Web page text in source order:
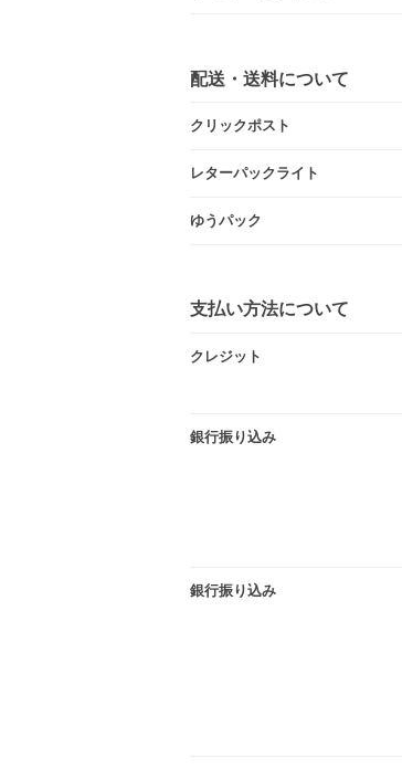
配送・送料について
クリックポスト
レターパックライト
ゆうパック
支払い方法について
クレジット
銀行振り込み
銀行振り込み